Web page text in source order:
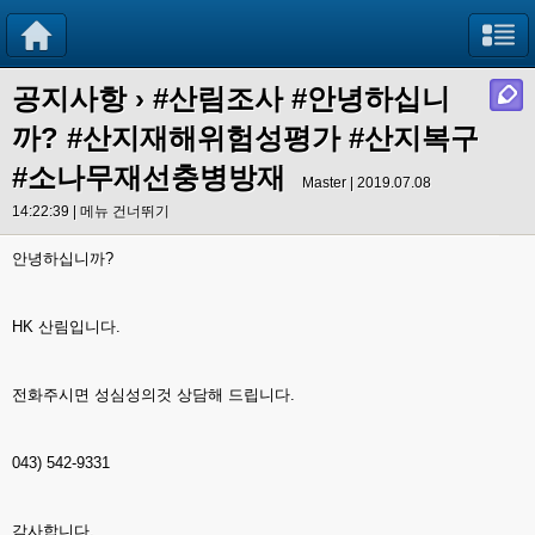
공지사항› #산림조사 #안녕하십니
까? #산지재해위험성평가 #산지복구
#소나무재선충병방재
Master | 2019.07.08
14:22:39 | 메뉴 건너뛰기
안녕하십니까?
HK 산림입니다.
전화주시면 성심성의것 상담해 드립니다.
043) 542-9331
감사합니다.